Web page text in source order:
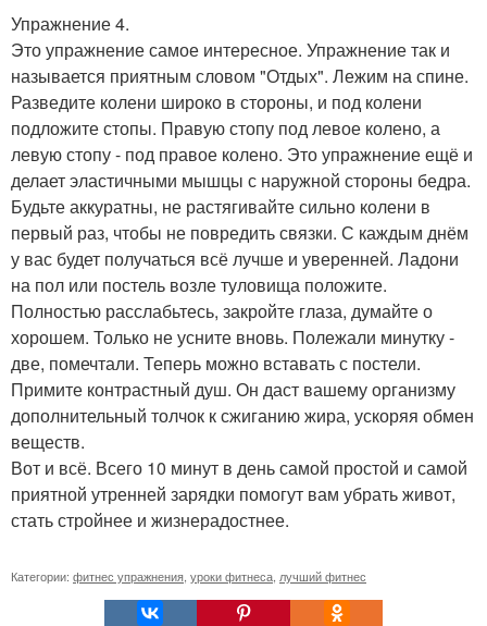
Упражнение 4.
Это упражнение самое интересное. Упражнение так и
называется приятным словом "Отдых". Лежим на спине.
Разведите колени широко в стороны, и под колени
подложите стопы. Правую стопу под левое колено, а
левую стопу - под правое колено. Это упражнение ещё и
делает эластичными мышцы с наружной стороны бедра.
Будьте аккуратны, не растягивайте сильно колени в
первый раз, чтобы не повредить связки. С каждым днём
у вас будет получаться всё лучше и уверенней. Ладони
на пол или постель возле туловища положите.
Полностью расслабьтесь, закройте глаза, думайте о
хорошем. Только не усните вновь. Полежали минутку -
две, помечтали. Теперь можно вставать с постели.
Примите контрастный душ. Он даст вашему организму
дополнительный толчок к сжиганию жира, ускоряя обмен
веществ.
Вот и всё. Всего 10 минут в день самой простой и самой
приятной утренней зарядки помогут вам убрать живот,
стать стройнее и жизнерадостнее.
Категории: фитнес упражнения уроки фитнеса лучший фитнес